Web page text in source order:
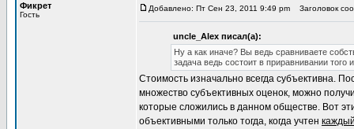
Фикрет
Гость
Добавлено: Пт Сен 23, 2011 9:49 pm Заголовок
uncle_Alex писал(а):
Ну а как иначе? Вы ведь сравниваете
задача ведь состоит в приравнивании
Стоимость изначально всегда субъективна.
множество субъективных оценок, можно
которые сложились в данном обществе. Вот
объективными только тогда, когда учтен